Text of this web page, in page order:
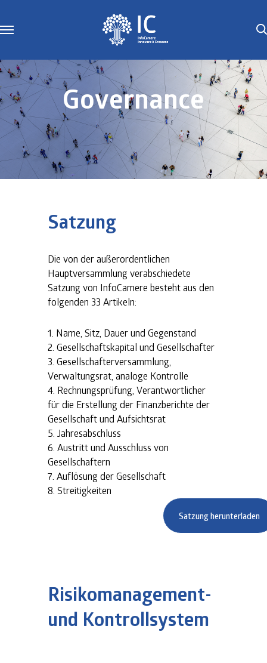
Governance
Satzung
Die von der außerordentlichen
Hauptversammlung verabschiedete
Satzung von InfoCamere besteht aus den
folgenden 33 Artikeln:
Name, Sitz, Dauer und Gegenstand
Gesellschaftskapital und Gesellschafter
Gesellschafterversammlung,
Verwaltungsrat, analoge Kontrolle
Rechnungsprüfung, Verantwortlicher
für die Erstellung der Finanzberichte der
Gesellschaft und Aufsichtsrat
Jahresabschluss
Austritt und Ausschluss von
Gesellschaftern
Auflösung der Gesellschaft
Streitigkeiten
Satzung herunterladen
Risikomanagement-
und Kontrollsystem